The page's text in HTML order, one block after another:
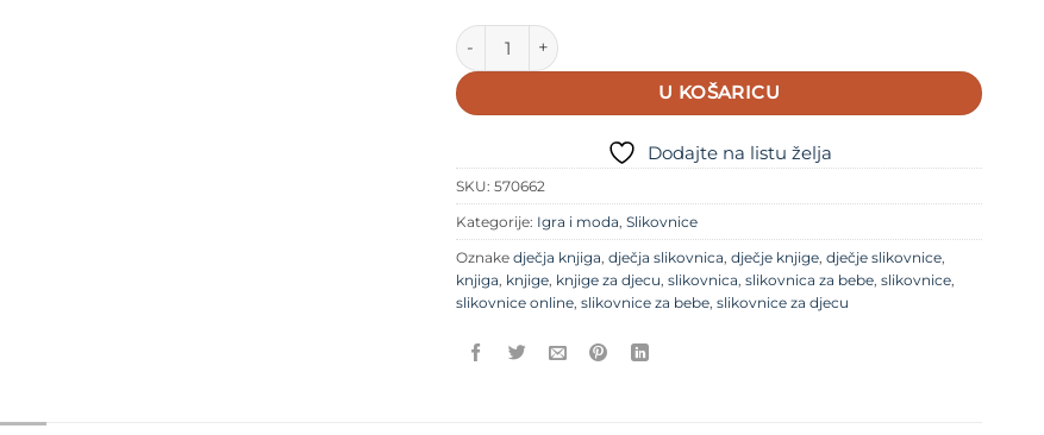
KU-KU! Mjesec Interaktivna slikovnica s ogledalom količina
U KOŠARICU
Dodajte na listu želja
SKU: 570662
Kategorije: Igra i moda, Slikovnice
Oznake dječja knjiga, dječja slikovnica, dječje knjige, dječje slikovnice,
knjiga, knjige, knjige za djecu, slikovnica, slikovnica za bebe, slikovnice,
slikovnice online, slikovnice za bebe, slikovnice za djecu